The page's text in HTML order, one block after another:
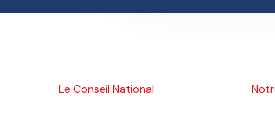
Le Conseil National